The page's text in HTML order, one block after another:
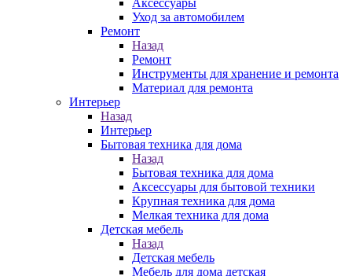
Уход за автомобилем
Ремонт
Назад
Ремонт
Инструменты для хранение и ремонта
Материал для ремонта
Интерьер
Назад
Интерьер
Бытовая техника для дома
Назад
Бытовая техника для дома
Аксессуары для бытовой техники
Крупная техника для дома
Мелкая техника для дома
Детская мебель
Назад
Детская мебель
Мебель для дома детская